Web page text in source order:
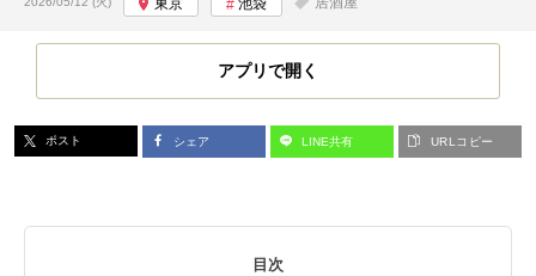
東京 池袋
アプリで開く
ポスト シェア LINE共有 URLコピー
目次